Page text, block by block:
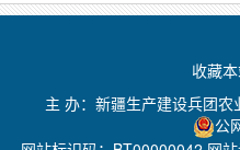
收藏
主 办：新疆生产建设兵团
公